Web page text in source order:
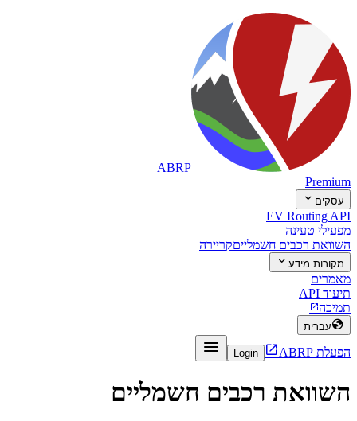
ABRP
Premium
עסקים 
EV Routing API
מפעילי טעינה
השוואת רכבים חשמלייםקריירה
מקורות מידע 
מאמרים
תיעוד API
תמיכה
עברית
הפעלת ABRP 
Login

השוואת רכבים חשמליים